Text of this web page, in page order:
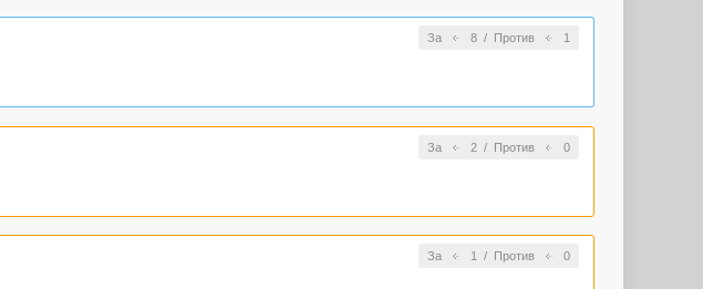
За 8/ Против 1
За 2/ Против 0
За 1/ Против 0